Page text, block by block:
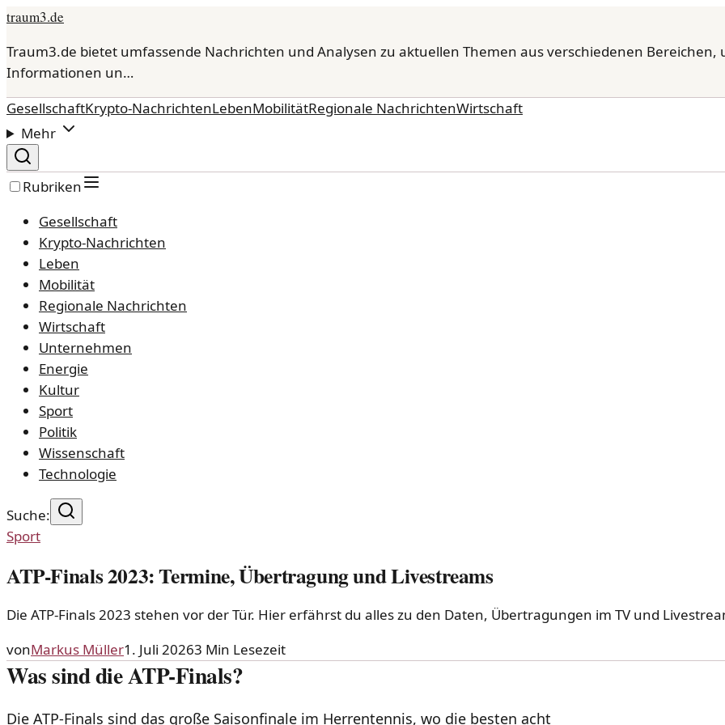
traum3.de
Traum3.de bietet umfassende Nachrichten und Analysen zu aktuellen Themen aus verschiedenen
Informationen un…
GesellschaftKrypto-NachrichtenLebenMobilitätRegionale NachrichtenWirtschaft
Mehr
Rubriken
Gesellschaft
Krypto-Nachrichten
Leben
Mobilität
Regionale Nachrichten
Wirtschaft
Unternehmen
Energie
Kultur
Sport
Politik
Wissenschaft
Technologie
Suche:
Sport
ATP-Finals 2023: Termine, Übertragung und Livestreams
Die ATP-Finals 2023 stehen vor der Tür. Hier erfährst du alles zu den Daten, Übertragungen im TV und
vonMarkus Müller1. Juli 20263 Min Lesezeit
Was sind die ATP-Finals?
Die ATP-Finals sind das große Saisonfinale im Herrentennis, wo die besten acht